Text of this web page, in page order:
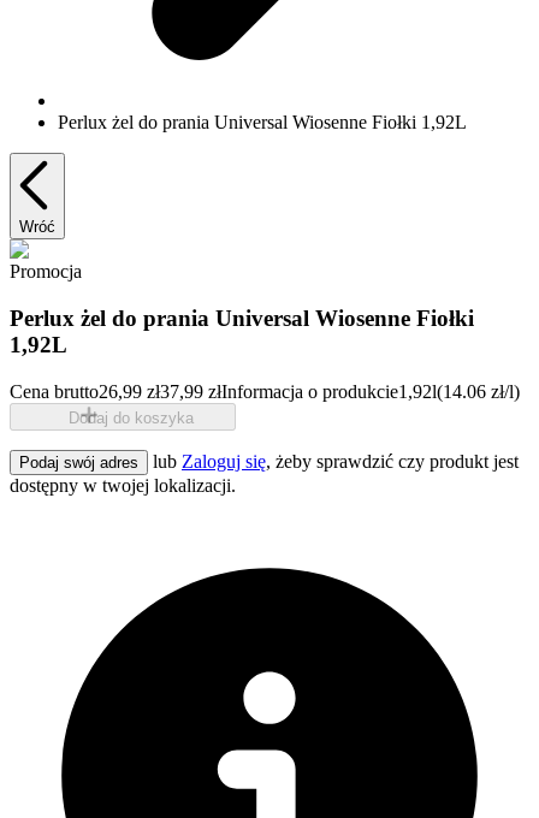
Perlux żel do prania Universal Wiosenne Fiołki 1,92L
Wróć
Promocja
Perlux żel do prania Universal Wiosenne Fiołki
1,92L
Cena brutto26,99 zł37,99 złInformacja o produkcie1,92l(14.06 zł/l)
Dodaj do koszyka
Podaj swój adres lub Zaloguj się, żeby sprawdzić czy produkt jest
dostępny w twojej lokalizacji.